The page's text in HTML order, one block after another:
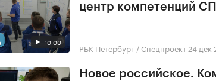
10:00
центр компетенций
РБК Петербург / Спецпроект 24 дек
Новое российское.